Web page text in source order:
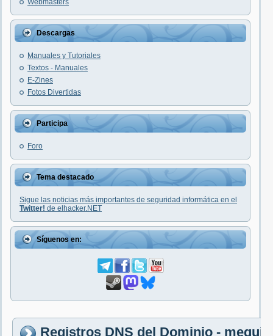
Webmasters
Descargas
Manuales y Tutoriales
Textos - Manuales
E-Zines
Fotos Divertidas
Participa
Foro
Tema destacado
Sigue las noticias más importantes de seguridad informática en el
Twitter! de elhacker.NET
Síguenos en:
Registros DNS del Dominio -